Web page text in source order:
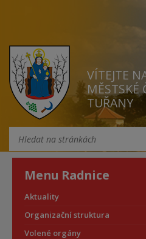
VÍTEJTE
MĚSTSKÉ
TUŘANY
Menu Radnice
Aktuality
Organizační struktura
Volené orgány